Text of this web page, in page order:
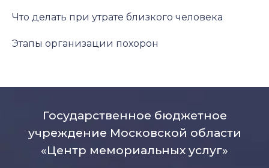
Что делать при утрате близкого человека
Этапы организации похорон
Государственное бюджетное
учреждение Московской области
«Центр мемориальных услуг»